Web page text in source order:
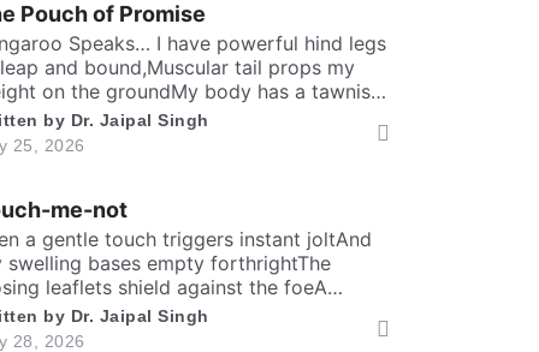
and greenHad draped their silks upon
scene.​ High […]
Pouch of Promise
Speaks… I have powerful hind legs
and bound,Muscular tail props my
on the groundMy body has a tawnish
brown shadeStanding as tall as a
sturdily madeA deep belly pouch
a unique responsibilityTo dedicate self
by Dr. Jaipal Singh
25, 2026
me-not
a gentle touch triggers instant joltAnd
swelling bases empty forthrightThe
leaflets shield against the foeA
defence within a silent show. Folks
call me timid, or call me shyFor I fold
by Dr. Jaipal Singh
28, 2026